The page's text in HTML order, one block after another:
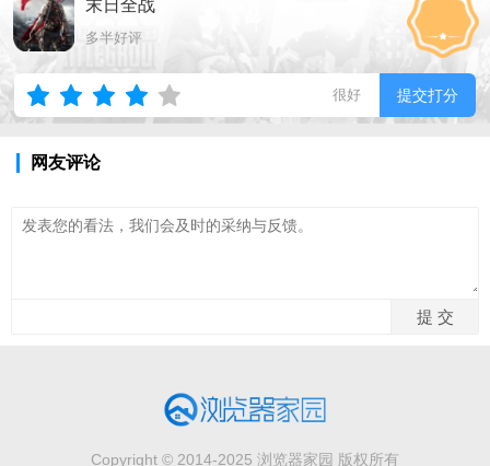
末日全战
多半好评
很好 提交打分
网友评论
Copyright © 2014-2025 浏览器家园 版权所有